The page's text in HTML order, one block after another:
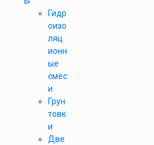
Гидр
оизо
ляц
ионн
ые
смес
и
Грун
товк
и
Две